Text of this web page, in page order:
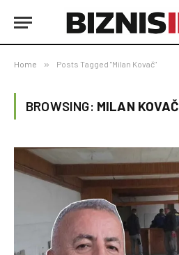
Home » Posts Tagged "Milan Kovač"
BROWSING: MILAN KOVAČ